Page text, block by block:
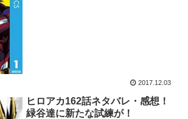
2017.12.03
ヒロアカ162話ネタバレ・感想！
緑谷達に新たな試練が！